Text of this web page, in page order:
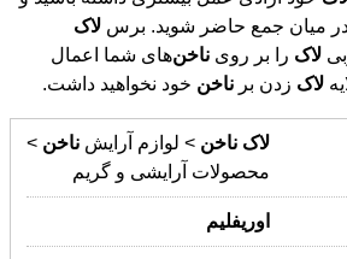
میان جمع حاضر شوید. برس لاک
لاک را بر روی ناخن‌های شما اعمال
لاک زدن بر ناخن خود نخواهید داشت.
لاک ناخن > لوازم آرایش ناخن >
محصولات آرایشی و گریم
اوریفلیم